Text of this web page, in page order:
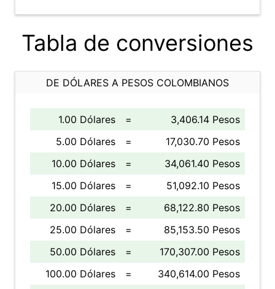
Tabla de conversiones
DE DÓLARES A PESOS COLOMBIANOS
1.00 Dólares =
3,406.14 Pesos
5.00 Dólares
=
17,030.70 Pesos
10.00 Dólares
=
34,061.40 Pesos
15.00 Dólares
=
51,092.10 Pesos
20.00 Dólares
=
68,122.80 Pesos
25.00 Dólares
=
85,153.50 Pesos
50.00 Dólares
=
170,307.00 Pesos
100.00 Dólares
=
340,614.00 Pesos